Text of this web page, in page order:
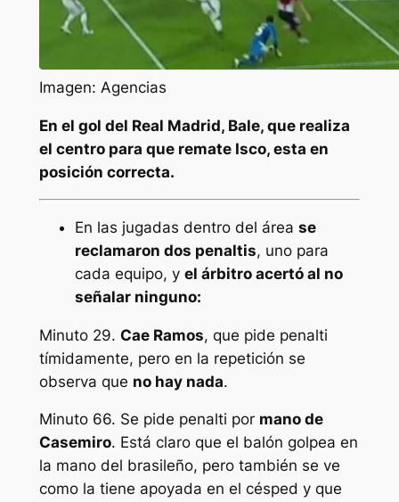
Imagen: Agencias
En el gol del Real Madrid, Bale, que realiza
el centro para que remate Isco, esta en
posición correcta.
En las jugadas dentro del área se
reclamaron dos penaltis, uno para
cada equipo, y el árbitro acertó al no
señalar ninguno:
Minuto 29. Cae Ramos, que pide penalti
tímidamente, pero en la repetición se
observa que no hay nada.
Minuto 66. Se pide penalti por mano de
Casemiro. Está claro que el balón golpea en
la mano del brasileño, pero también se ve
como la tiene apoyada en el césped y que